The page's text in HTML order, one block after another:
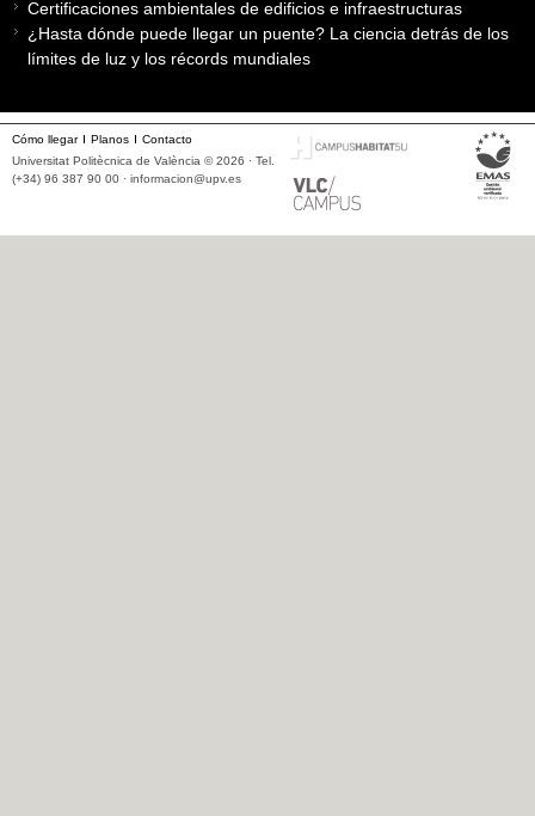
Certificaciones ambientales de edificios e infraestructuras
¿Hasta dónde puede llegar un puente? La ciencia detrás de los
límites de luz y los récords mundiales
Cómo llegar Planos
Contacto
Universitat Politècnica de València © 2026 · Tel.
(+34) 96 387 90 00 · informacion@upv.es